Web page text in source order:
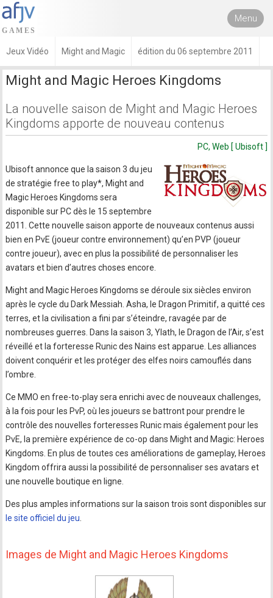
Menu
Jeux Vidéo Might and Magic édition du 06 septembre 2011
Might and Magic Heroes Kingdoms
La nouvelle saison de Might and Magic Heroes
Kingdoms apporte de nouveau contenus
PC, Web [ Ubisoft ]
Ubisoft annonce que la saison 3 du jeu
de stratégie free to play*, Might and
Magic Heroes Kingdoms sera
disponible sur PC dès le 15 septembre
2011. Cette nouvelle saison apporte de nouveaux contenus aussi
bien en PvE (joueur contre environnement) qu’en PVP (joueur
contre joueur), avec en plus la possibilité de personnaliser les
avatars et bien d’autres choses encore.
Might and Magic Heroes Kingdoms se déroule six siècles environ
après le cycle du Dark Messiah. Asha, le Dragon Primitif, a quitté ces
terres, et la civilisation a fini par s’éteindre, ravagée par de
nombreuses guerres. Dans la saison 3, Ylath, le Dragon de l’Air, s’est
réveillé et la forteresse Runic des Nains est apparue. Les alliances
doivent conquérir et les protéger des elfes noirs camouflés dans
l’ombre.
Ce MMO en free-to-play sera enrichi avec de nouveaux challenges,
à la fois pour les PvP, où les joueurs se battront pour prendre le
contrôle des nouvelles forteresses Runic mais également pour les
PvE, la première expérience de co-op dans Might and Magic: Heroes
Kingdoms. En plus de toutes ces améliorations de gameplay, Heroes
Kingdom offrira aussi la possibilité de personnaliser ses avatars et
une nouvelle boutique en ligne.
Des plus amples informations sur la saison trois sont disponibles sur
le site officiel du jeu
Images de Might and Magic Heroes Kingdoms